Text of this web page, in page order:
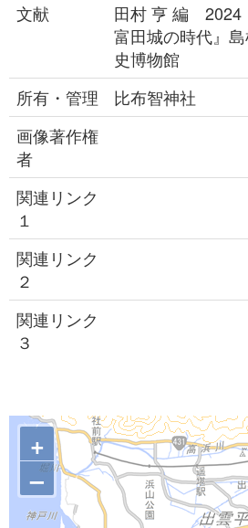
文献
田村 亨 編 2024
富田城の時代』
史博物館
所有・管理
比布智神社
画像著作権
者
関連リンク
１
関連リンク
２
関連リンク
３
+
–